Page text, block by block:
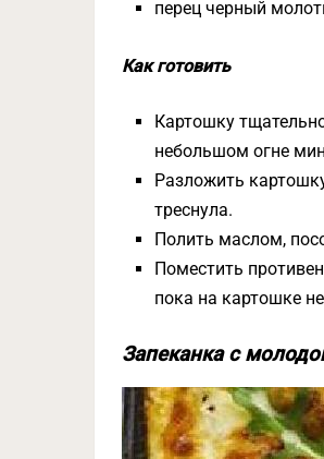
перец черный
Как готовить
Картошку
небольшом огне
Разложить
треснула.
Полить маслом,
Поместить
пока на картошке
Запеканка с